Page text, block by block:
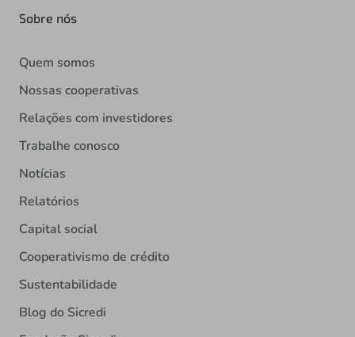
Sobre nós
Quem somos
Nossas cooperativas
Relações com investidores
Trabalhe conosco
Notícias
Relatórios
Capital social
Cooperativismo de crédito
Sustentabilidade
Blog do Sicredi